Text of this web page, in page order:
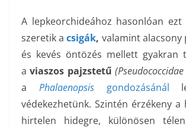
A lepkeorchideához hasonlóan
szeretik acsigák, valamint
és kevés öntözés mellett gyakran
aviaszos pajzstetű(Pseudococcidae
a Phalaenopsisgondozásánál
védekezhetünk. Szintén érzékeny a
hirtelen hidegre, különösen